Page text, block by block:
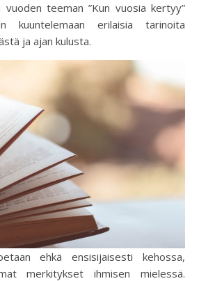
vuoden teeman ”Kun vuosia kertyy”
kuuntelemaan erilaisia tarinoita
ja ajan kulusta.
ehkä ensisijaisesti kehossa,
merkitykset ihmisen mielessä.